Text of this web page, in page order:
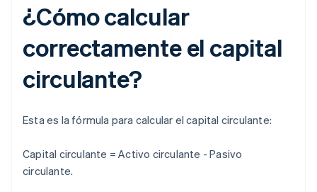
¿Cómo calcular
correctamente el capital
circulante?
Esta es la fórmula para calcular el capital circulante:
Capital circulante = Activo circulante - Pasivo
circulante.